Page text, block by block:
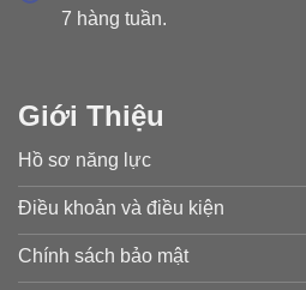
7 hàng tuần.
Giới Thiệu
Hồ sơ năng lực
Điều khoản và điều kiện
Chính sách bảo mật